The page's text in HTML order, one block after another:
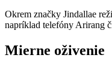
Okrem značky Jindallae
napríklad telefóny Arirang
Mierne oživenie